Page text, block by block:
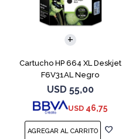
Cartucho HP 664 XL Deskjet
F6V31AL Negro
USD 55,00
USD 46,75